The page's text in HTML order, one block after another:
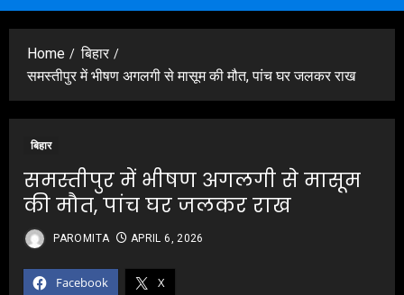
Menu
Home
बिहार
समस्तीपुर में भीषण अगलगी से मासूम की मौत, पांच घर जलकर राख
बिहार
समस्तीपुर में भीषण अगलगी से मासूम
की मौत, पांच घर जलकर राख
Facebook X
PAROMITA APRIL 6, 2026